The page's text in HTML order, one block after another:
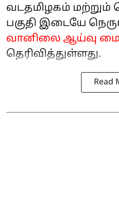
வடதமிழகம் மற்றும்
பகுதி இடையே
வானிலை ஆய்வு
தெரிவித்துள்ளது.
Read